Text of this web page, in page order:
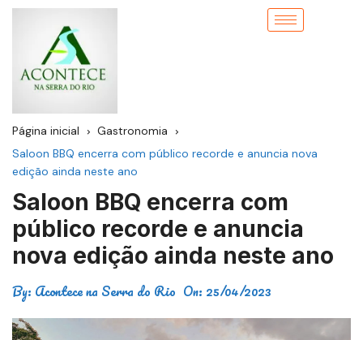
Página inicial
Gastronomia
Saloon BBQ encerra com público recorde e anuncia nova
edição ainda neste ano
Saloon BBQ encerra com
público recorde e anuncia
nova edição ainda neste ano
By: Acontece na Serra do Rio On: 25/04/2023